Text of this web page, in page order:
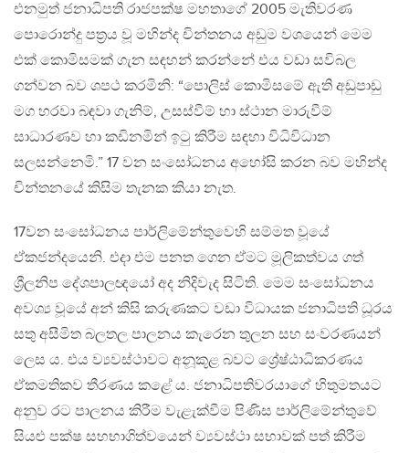
එනමුත් ජනාධිපති රාජපක්ෂ මහතාගේ 2005 මැතිවරණ
පොරොන්දු පත්‍රය වූ මහින්ද චින්තනය අඩුම වශයෙන් මෙම
එක් කොමිසමක් ගැන සඳහන් කරන්නේ එය වඩා සවිබල
ගන්වන බව ශපථ කරමිනි: “පොලිස් කොමිසමේ ඇති අඩුපාඩු
මග හරවා බඳවා ගැනිම්, උසස්වීම් හා ස්ථාන මාරුවීම්
සාධාරණව හා කඩිනමින් ඉටු කිරීම සඳහා විධිවිධාන
සලසන්නෙමි.” 17 වන සංසෝධනය අහෝසි කරන බව මහින්ද
චින්තනයේ කිසිම තැනක කියා නැත.
17වන සංසෝධනය පාර්ලිමේන්තුවෙහි සම්මත වූයේ
ඒකජන්දයෙනි. එදා එම පනත ගෙන ඒමට මූලිකත්වය ගත්
ශ්‍රීලනිප දේශපාලඥයෝ අද නිදිවැද සිටිති. මෙම සංසෝධනය
අවශ්‍ය වූයේ අන් කිසි කරුණකට වඩා විධායක ජනාධිපති ධූරය
සතු අසීමිත බලතල පාලනය කැරෙන තුලන සහ සංවරණයන්
ලෙස ය. එය ව්‍යවස්ථාවට අනූකූළ බවට ශ්‍රේෂ්ඨාධිකරණය
ඒකමතිකව තීරණය කළේ ය. ජනාධිපතිවරයාගේ හිතුමතයට
අනුව රට පාලනය කිරීම වැළැක්වීම පිණිස පාර්ලිමේන්තුවේ
සියළු පක්ෂ සහභාගිත්වයෙන් ව්‍යවස්ථා සභාවක් පත් කිරීම